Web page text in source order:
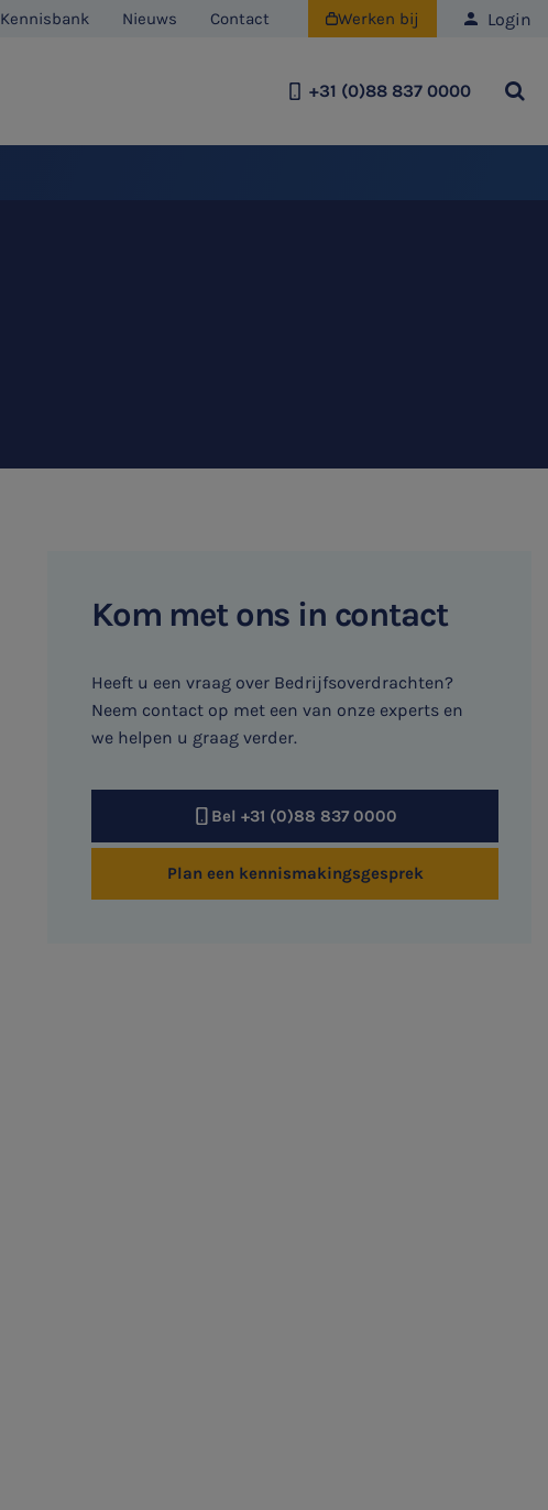
Kennisbank Nieuws Contact Werken bij Login
+31 (0)88 837 0000 
Kom met ons in contact
Heeft u een vraag over Bedrijfsoverdrachten?
Neem contact op met een van onze experts en
we helpen u graag verder.
Bel +31 (0)88 837 0000
Plan een kennismakingsgesprek